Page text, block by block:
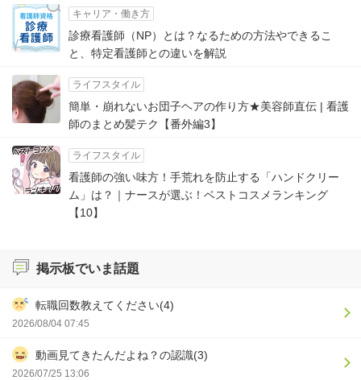
キャリア・働き方
診療看護師（NP）とは？なるための方法やできるこ
と、特定看護師との違いを解説
ライフスタイル
簡単・崩れないお団子ヘアの作り方★美容師直伝 | 看護
師のまとめ髪テク【番外編3】
ライフスタイル
看護師の強い味方！手荒れを防止する「ハンドクリー
ム」は？｜ナースが選ぶ！ベストコスメランキング
【10】
掲示板でいま話題
転職回数教えてください(4)
2026/08/04 07:45
動画見てきたんだよね？の認識(3)
2026/07/25 13:06